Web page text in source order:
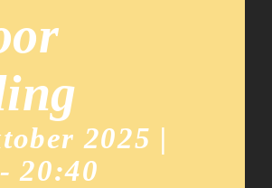
2025 |
-20:40